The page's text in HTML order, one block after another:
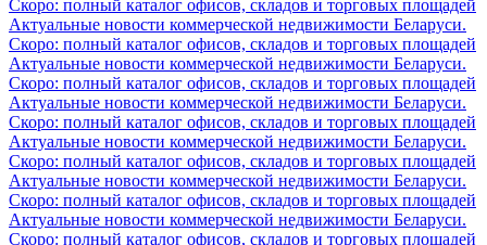
Скоро: полный каталог офисов, складов и торговых площадей
Актуальные новости коммерческой недвижимости Беларуси.
Скоро: полный каталог офисов, складов и торговых площадей
Актуальные новости коммерческой недвижимости Беларуси.
Скоро: полный каталог офисов, складов и торговых площадей
Актуальные новости коммерческой недвижимости Беларуси.
Скоро: полный каталог офисов, складов и торговых площадей
Актуальные новости коммерческой недвижимости Беларуси.
Скоро: полный каталог офисов, складов и торговых площадей
Актуальные новости коммерческой недвижимости Беларуси.
Скоро: полный каталог офисов, складов и торговых площадей
Актуальные новости коммерческой недвижимости Беларуси.
Скоро: полный каталог офисов, складов и торговых площадей